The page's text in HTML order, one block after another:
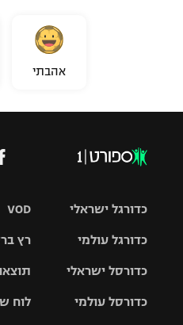
אהבתי
VOD
רץ
לוח
כדורגל ישראלי
כדורגל עולמי
האלופות
כדורסל ישראלי
כדורסל עולמי